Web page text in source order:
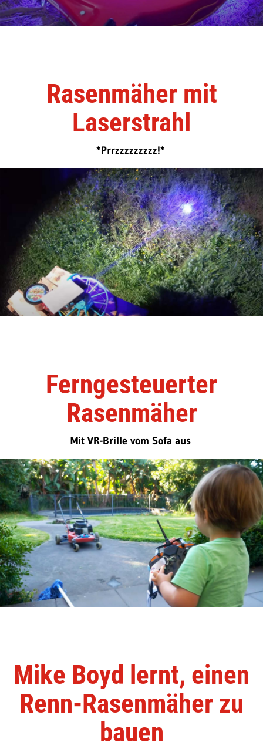
Rasenmäher mit
Laserstrahl
*Prrzzzzzzzzz!*
Ferngesteuerter
Rasenmäher
Mit VR-Brille vom Sofa aus
Mike Boyd lernt, einen
Renn-Rasenmäher zu
bauen